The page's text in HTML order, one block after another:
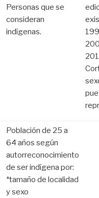
Personas que se
consideran
indígenas.
Población de 25 a
64 años según
autorreconocimiento
de ser indígena por:
*tamaño de localidad
y sexo